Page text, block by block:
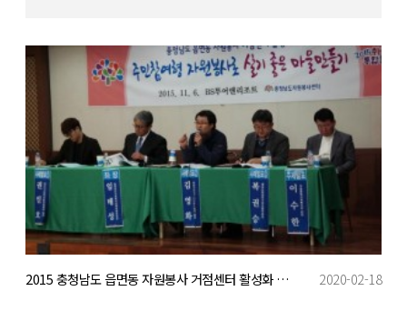
2015 충청남도 읍면동 자원봉사 거점센터 활성화 포럼 2020-02-18